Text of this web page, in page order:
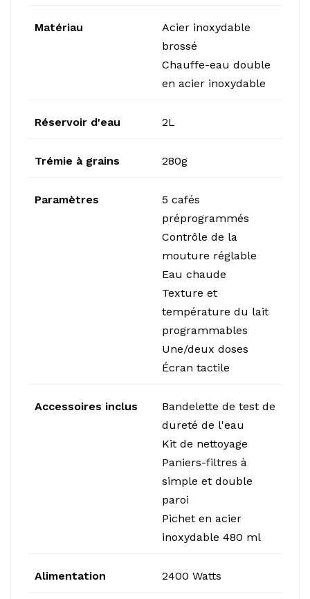
Matériau
Acier inoxydable
brossé
Chauffe-eau double
en acier inoxydable
Réservoir d'eau 2L
Trémie à grains 280g
Paramètres
5 cafés
préprogrammés
Contrôle de la
mouture réglable
Eau chaude
Texture et
température du lait
programmables
Une/deux doses
Écran tactile
Accessoires inclus
Bandelette de test de
dureté de l'eau
Kit de nettoyage
Paniers-filtres à
simple et double
paroi
Pichet en acier
inoxydable 480 ml
Alimentation 2400 Watts